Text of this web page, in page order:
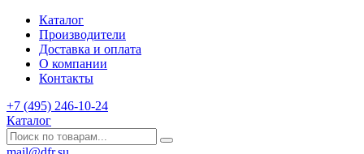
Каталог
Производители
Доставка и оплата
О компании
Контакты
+7 (495) 246-10-24
Каталог